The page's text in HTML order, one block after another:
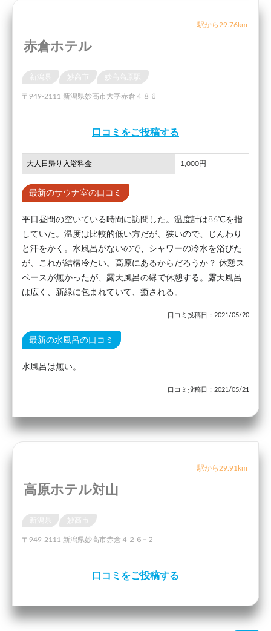
駅から29.76km
赤倉ホテル
〒949-2111 新潟県妙高市大字赤倉４８６
口コミをご投稿する
大人日帰り入浴料金 1,000円
最新のサウナ室の口コミ
平日昼間の空いている時間に訪問した。温度計は86℃を指
していた。温度は比較的低い方だが、狭いので、じんわり
と汗をかく。水風呂がないので、シャワーの冷水を浴びた
が、これが結構冷たい。高原にあるからだろうか？ 休憩ス
ペースが無かったが、露天風呂の縁で休憩する。露天風呂
は広く、新緑に包まれていて、癒される。
口コミ投稿日：2021/05/20
最新の水風呂の口コミ
水風呂は無い。
口コミ投稿日：2021/05/21
駅から29.91km
高原ホテル対山
〒949-2111 新潟県妙高市赤倉４２６−２
口コミをご投稿する